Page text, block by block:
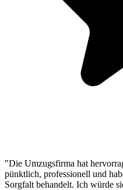
"Die Umzugsfirma hat
pünktlich, professionell und
Sorgfalt behandelt. Ich würde